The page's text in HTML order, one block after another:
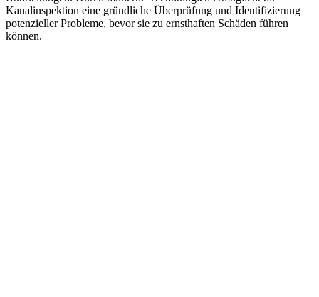
Kanalinspektion eine gründliche Überprüfung und Identifizierung
potenzieller Probleme, bevor sie zu ernsthaften Schäden führen
können.